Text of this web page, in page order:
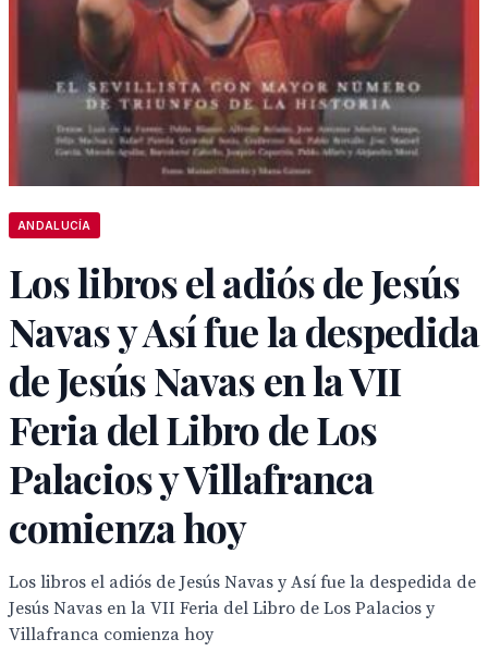
ANDALUCÍA
Los libros el adiós de Jesús
Navas y Así fue la despedida
de Jesús Navas en la VII
Feria del Libro de Los
Palacios y Villafranca
comienza hoy
Los libros el adiós de Jesús Navas y Así fue la despedida de
Jesús Navas en la VII Feria del Libro de Los Palacios y
Villafranca comienza hoy